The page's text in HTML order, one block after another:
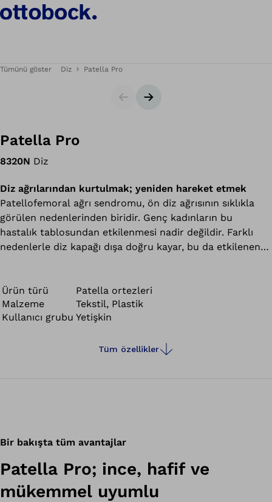
Tümünü göster Diz Patella Pro
SliderSonraki slayt
Patella Pro
8320N Diz
Diz ağrılarından kurtulmak; yeniden hareket etmek
Patellofemoral ağrı sendromu, ön diz ağrısının sıklıkla
görülen nedenlerinden biridir. Genç kadınların bu
hastalık tablosundan etkilenmesi nadir değildir. Farklı
nedenlerle diz kapağı dışa doğru kayar, bu da etkilenen
Ürün türü
Patella ortezleri
Malzeme
Tekstil, Plastik
Kullanıcı grubu Yetişkin
Tüm özellikler
Bir bakışta tüm avantajlar
Patella Pro; ince, hafif ve
mükemmel uyumlu